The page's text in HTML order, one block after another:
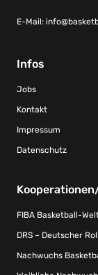
E-Mail:
Infos
Jobs
Kontakt
Impressum
Datenschutz
FIBA Basketball-
DRS – Deutscher
Nachwuchs